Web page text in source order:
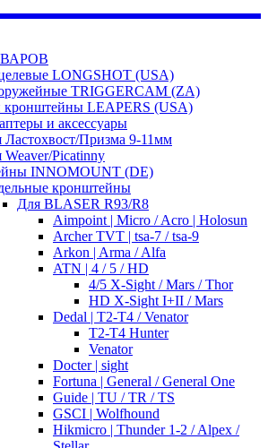
LONGSHOT (USA)
TRIGGERCAM (ZA)
кронштейны LEAPERS (USA)
и аксессуары
Ластохвост/Призма 9-11мм
Weaver/Picatinny
INNOMOUNT (DE)
кронштейны
Для BLASER R93/R8
Aimpoint | Micro / Acro | Holosun
Archer TVT | tsa-7 / tsa-9
Arkon | Arma / Alfa
ATN | 4 / 5 / HD
4/5 X-Sight / Mars / Thor
HD X-Sight I+II / Mars
Dedal | T2-T4 / Venator
T2-T4 Hunter
Venator
Docter | sight
Fortuna | General / General One
Guide | TU / TR / TS
GSCI | Wolfhound
Hikmicro | Thunder 1-2 / Alpex /